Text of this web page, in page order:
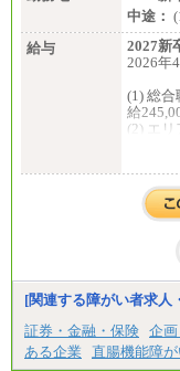
中途：
給与
2027新
2026年
(1) 総
給
(2) エ
(3) ア
※１ 試
はござ
※２
（1)
月給
(2) エ
(3) ア
（※2）
※１ 試
なし）
※２ 勤
[関連する障がい者求人
証券・金融・保険 企
ある企業
直腸機能障